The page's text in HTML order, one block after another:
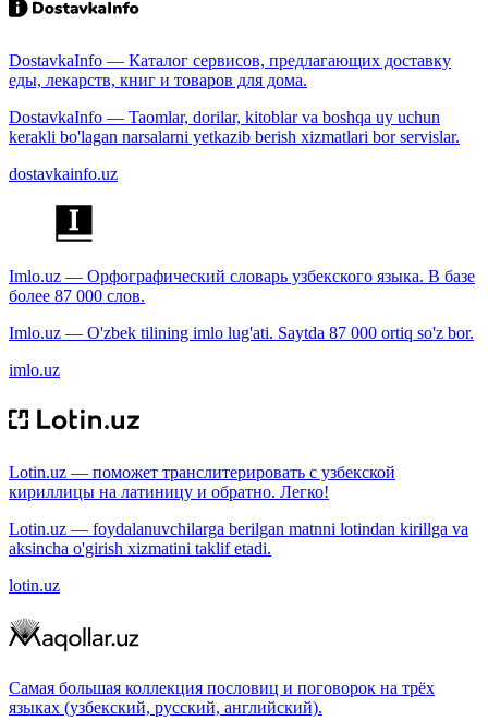
DostavkaInfo — Каталог сервисов, предлагающих доставку
еды, лекарств, книг и товаров для дома.
DostavkaInfo — Taomlar, dorilar, kitoblar va boshqa uy uchun
kerakli bo'lagan narsalarni yetkazib berish xizmatlari bor servislar.
dostavkainfo.uz
Imlo.uz — Орфографический словарь узбекского языка. В базе
более 87 000 слов.
Imlo.uz — O'zbek tilining imlo lug'ati. Saytda 87 000 ortiq so'z bor.
imlo.uz
Lotin.uz — поможет транслитерировать с узбекской
кириллицы на латиницу и обратно. Легко!
Lotin.uz — foydalanuvchilarga berilgan matnni lotindan kirillga va
aksincha o'girish xizmatini taklif etadi.
lotin.uz
Самая большая коллекция пословиц и поговорок на трёх
языках (узбекский, русский, английский).